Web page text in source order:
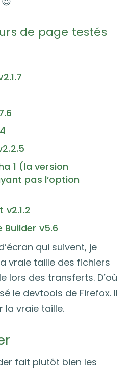
de page testés
1 (la version
pas l’option
Builder v5.6
qui suivent, je
vraie taille des fichiers
lors des transferts. D’où
le devtools de Firefox. Il
la vraie taille.
fait plutôt bien les